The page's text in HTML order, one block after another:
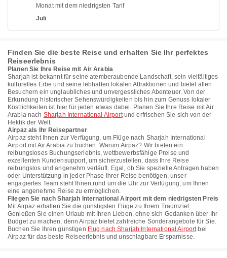
Monat mit dem niedrigsten Tarif
Juli
Finden Sie die beste Reise und erhalten Sie Ihr perfektes
Reiseerlebnis
Planen Sie Ihre Reise mit Air Arabia
Sharjah ist bekannt für seine atemberaubende Landschaft, sein vielfältiges
kulturelles Erbe und seine lebhaften lokalen Attraktionen und bietet allen
Besuchern ein unglaubliches und unvergessliches Abenteuer. Von der
Erkundung historischer Sehenswürdigkeiten bis hin zum Genuss lokaler
Köstlichkeiten ist hier für jeden etwas dabei. Planen Sie Ihre Reise mit Air
Arabia nach Sharjah International Airportund erfrischen Sie sich von der
Hektik der Welt.
Airpaz als Ihr Reisepartner
Airpaz steht Ihnen zur Verfügung, um Flüge nach Sharjah International
Airport mit Air Arabia zu buchen. Warum Airpaz? Wir bieten ein
reibungsloses Buchungserlebnis, wettbewerbsfähige Preise und
exzellenten Kundensupport, um sicherzustellen, dass Ihre Reise
reibungslos und angenehm verläuft. Egal, ob Sie spezielle Anfragen haben
oder Unterstützung in jeder Phase Ihrer Reise benötigen, unser
engagiertes Team steht Ihnen rund um die Uhr zur Verfügung, um Ihnen
eine angenehme Reise zu ermöglichen.
Fliegen Sie nach Sharjah International Airport mit dem niedrigsten Preis
Mit Airpaz erhalten Sie die günstigsten Flüge zu Ihrem Traumziel.
Genießen Sie einen Urlaub mit Ihren Lieben, ohne sich Gedanken über Ihr
Budget zu machen, denn Airpaz bietet zahlreiche Sonderangebote für Sie.
Buchen Sie Ihren günstigen Flug nach Sharjah International Airportbei
Airpaz für das beste Reiseerlebnis und unschlagbare Ersparnisse.